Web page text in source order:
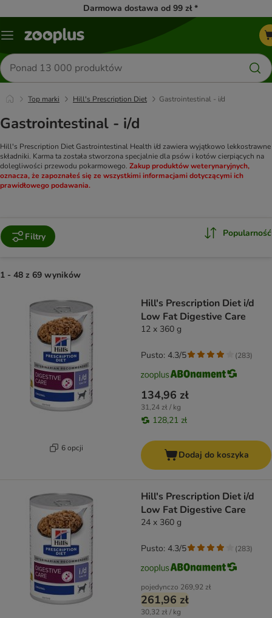
Darmowa dostawa od 99 zł *
Menu
Szukaj
produktów
Top marki Hill's Prescription Diet Gastrointestinal - i/d
Gastrointestinal - i/d
Hill's Prescription Diet Gastrointestinal Health i/d zawiera wyjątkowo lekkostrawne
składniki. Karma ta została stworzona specjalnie dla psów i kotów cierpiących na
dolegliwości przewodu pokarmowego. Zakup produktów weterynaryjnych,
oznacza, że zapoznałeś się ze wszystkimi informacjami dotyczącymi ich
prawidłowego podawania.
Filtry Popularność
1 - 48 z 69 wyników
6 opcji
Hill's Prescription Diet i/d
Low Fat Digestive Care
12 x 360 g
134,96 zł
31,24 zł / kg
128,21 zł
Pusto: 4.3/5 (283)
Dodaj do koszyka
Hill's Prescription Diet i/d
Low Fat Digestive Care
24 x 360 g
pojedynczo 269,92 zł
261,96 zł
30,32 zł / kg
Pusto: 4.3/5 (283)